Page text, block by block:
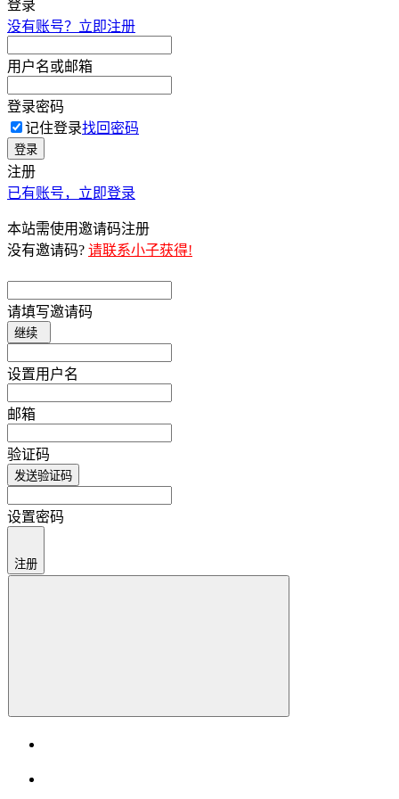
登录
没有账号？立即注册
用户名或邮箱
登录密码
记住登录找回密码
登录
注册
已有账号，立即登录
本站需使用邀请码注册
没有邀请码? 请联系小子获得!
请填写邀请码
继续
设置用户名
邮箱
验证码
发送验证码
设置密码
注册